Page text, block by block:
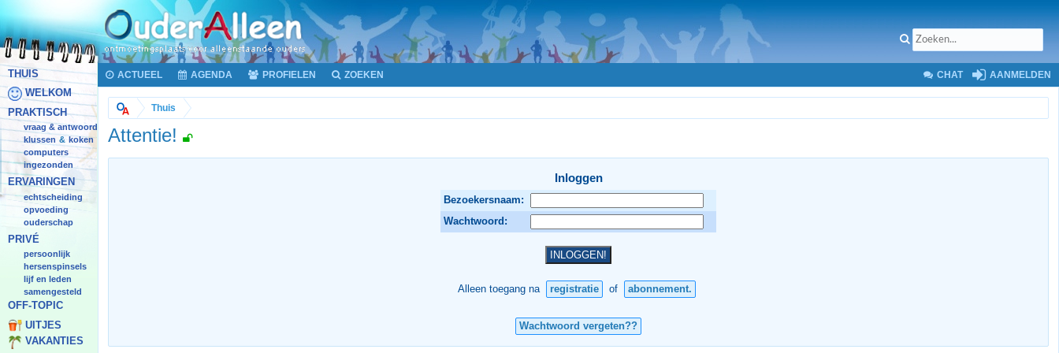
THUIS
WELKOM
PRAKTISCH
vraag & antwoord
klussen & koken
computers
ingezonden
ERVARINGEN
echtscheiding
opvoeding
ouderschap
PRIVÉ
persoonlijk
hersenspinsels
lijf en leden
samengesteld
OFF-TOPIC
UITJES
VAKANTIES
ACTUEEL AGENDA PROFIELEN ZOEKEN CHAT AANMELDEN
Thuis
Attentie!
Inloggen
Bezoekersnaam:
Wachtwoord:
Alleen toegang na registratie of abonnement.
Wachtwoord vergeten??